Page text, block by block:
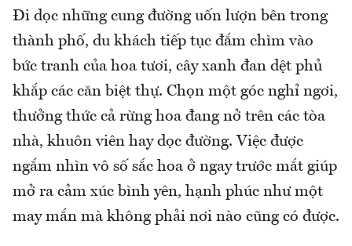
Đi dọc những cung đường uốn lượn bên trong
thành phố, du khách tiếp tục đắm chìm vào
bức tranh của hoa tươi, cây xanh đan dệt phủ
khắp các căn biệt thự. Chọn một góc nghỉ ngơi,
thưởng thức cả rừng hoa đang nở trên các tòa
nhà, khuôn viên hay dọc đường. Việc được
ngắm nhìn vô số sắc hoa ở ngay trước mắt giúp
mở ra cảm xúc bình yên, hạnh phúc như một
may mắn mà không phải nơi nào cũng có được.